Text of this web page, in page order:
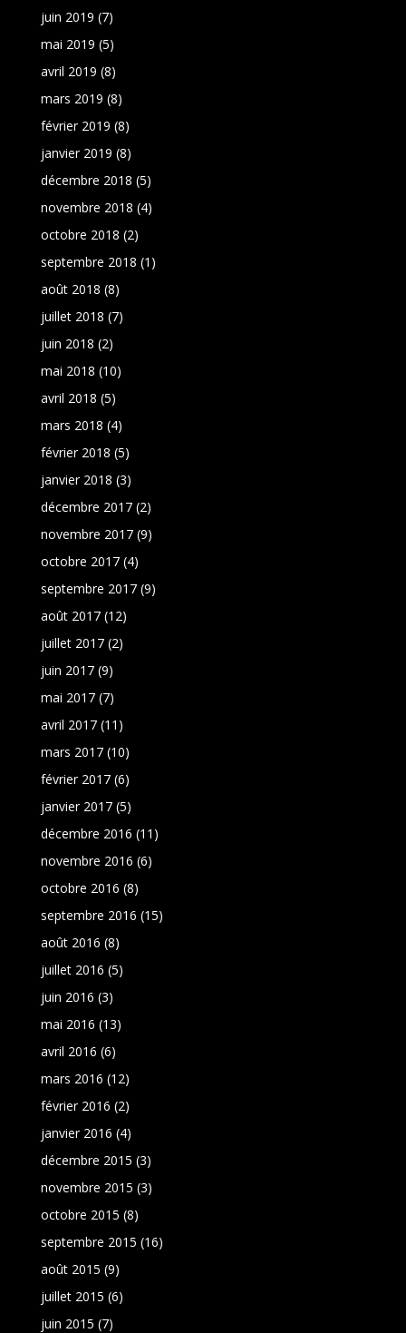
juin 2019 (7)
mai 2019 (5)
avril 2019 (8)
mars 2019 (8)
février 2019 (8)
janvier 2019 (8)
décembre 2018 (5)
novembre 2018 (4)
octobre 2018 (2)
septembre 2018 (1)
août 2018 (8)
juillet 2018 (7)
juin 2018 (2)
mai 2018 (10)
avril 2018 (5)
mars 2018 (4)
février 2018 (5)
janvier 2018 (3)
décembre 2017(2)
novembre 2017(9)
octobre 2017(4)
septembre 2017(9)
août 2017(12)
juillet 2017(2)
juin 2017(9)
mai 2017(7)
avril 2017(11)
mars 2017(10)
février 2017(6)
janvier 2017(5)
décembre 2016 (11)
novembre 2016 (6)
octobre 2016 (8)
septembre 2016 (15)
août 2016 (8)
juillet 2016 (5)
juin 2016 (3)
mai 2016 (13)
avril 2016 (6)
mars 2016 (12)
février 2016 (2)
janvier 2016 (4)
décembre 2015 (3)
novembre 2015 (3)
octobre 2015 (8)
septembre 2015 (16)
août 2015 (9)
juillet 2015 (6)
juin 2015 (7)